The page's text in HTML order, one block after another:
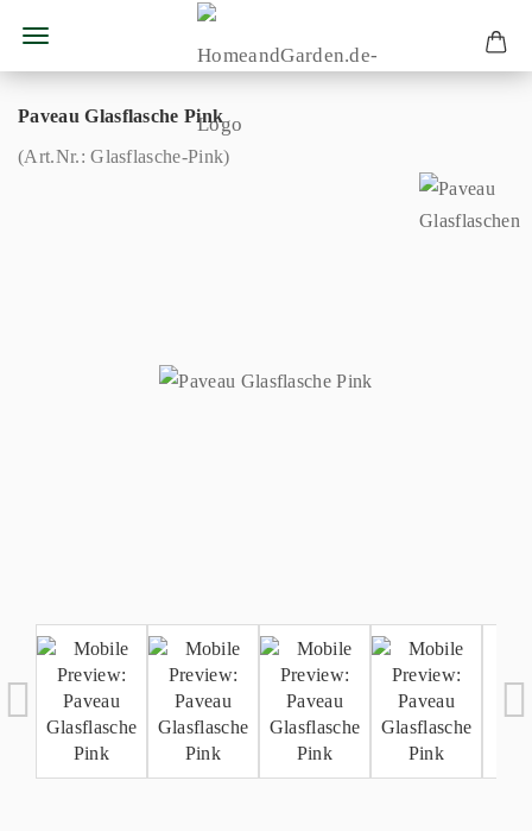
Paveau Glasflasche Pink
(Art.Nr.:Glasflasche-Pink)